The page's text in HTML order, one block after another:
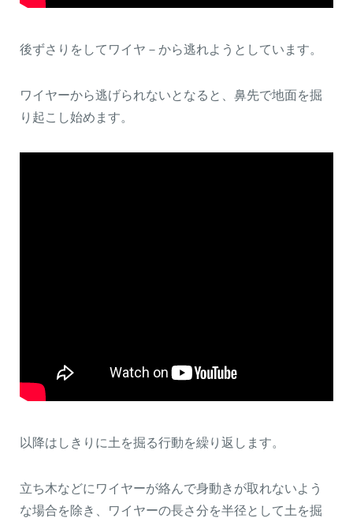
後ずさりをしてワイヤ－から逃れようとしています。
ワイヤーから逃げられないとなると、鼻先で地面を掘
り起こし始めます。
以降はしきりに土を掘る行動を繰り返します。
立ち木などにワイヤーが絡んで身動きが取れないよう
な場合を除き、ワイヤーの長さ分を半径として土を掘